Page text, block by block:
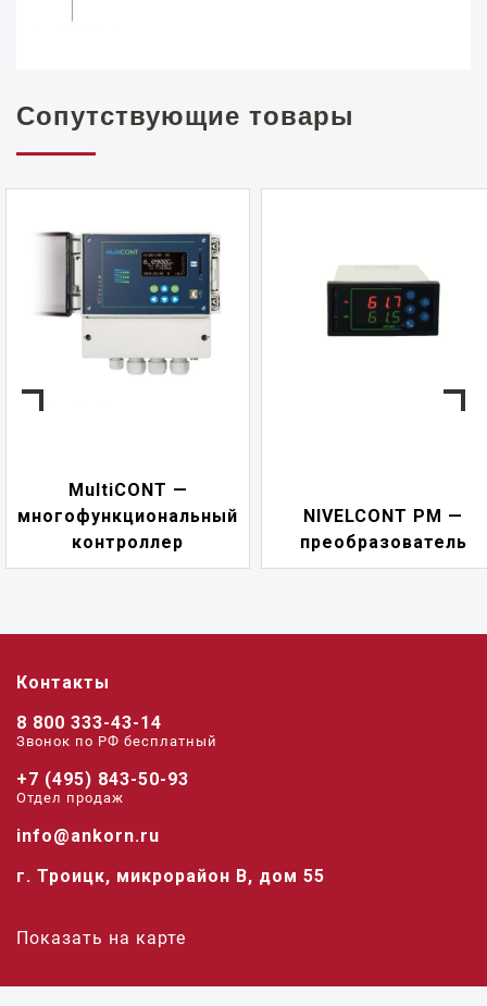
Сопутствующие товары
NIVELCONT PM —
преобразователь
Контакты
8 800 333-43-14
Звонок по РФ беcплатный
+7 (495) 843-50-93
Отдел продаж
info@ankorn.ru
г. Троицк, микрорайон В, дом 55
Показать на карте